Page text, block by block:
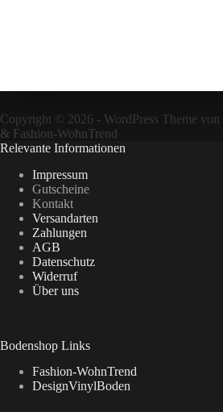
Copyright © 2026 - WordPress Theme von
& Fashion-WohnTrend
Relevante Informationen
Impressum
Gutscheine
Kontakt
Versandarten
Zahlungen
AGB
Datenschutz
Widerruf
Über uns
Bodenshop Links
Fashion-WohnTrend
DesignVinylBoden